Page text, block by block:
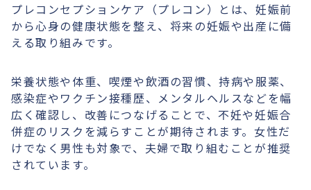
プレコンセプションケア（プレコン）とは、妊娠前
から心身の健康状態を整え、将来の妊娠や出産に備
える取り組みです。
栄養状態や体重、喫煙や飲酒の習慣、持病や服薬、
感染症やワクチン接種歴、メンタルヘルスなどを幅
広く確認し、改善につなげることで、不妊や妊娠合
併症のリスクを減らすことが期待されます。女性だ
けでなく男性も対象で、夫婦で取り組むことが推奨
されています。